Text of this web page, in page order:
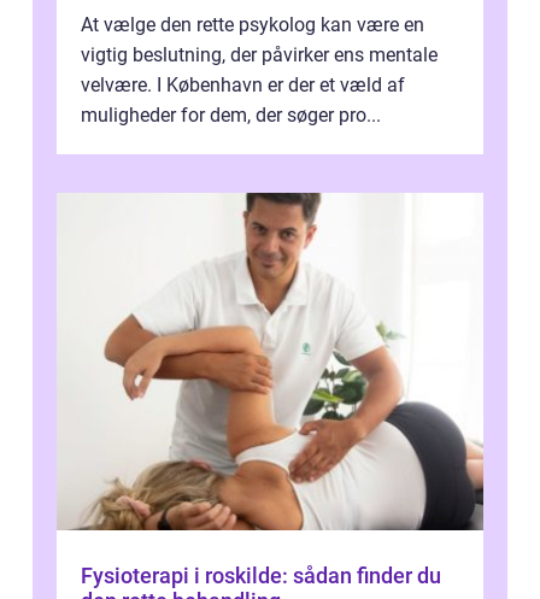
At vælge den rette psykolog kan være en
vigtig beslutning, der påvirker ens mentale
velvære. I København er der et væld af
muligheder for dem, der søger pro...
Fysioterapi i roskilde: sådan finder du